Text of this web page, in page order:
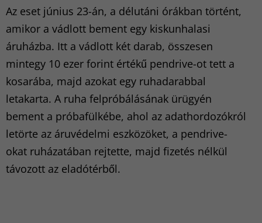
Az eset június 23-án, a délutáni órákban történt,
amikor a vádlott bement egy kiskunhalasi
áruházba. Itt a vádlott két darab, összesen
mintegy 10 ezer forint értékű pendrive-ot tett a
kosarába, majd azokat egy ruhadarabbal
letakarta. A ruha felpróbálásának ürügyén
bement a próbafülkébe, ahol az adathordozókról
letörte az áruvédelmi eszközöket, a pendrive-
okat ruházatában rejtette, majd fizetés nélkül
távozott az eladótérből.